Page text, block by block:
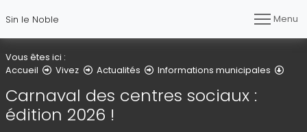
Sin le Noble Menu
Vous êtes ici :
Accueil
Vivez Actualités Informations municipales
Carnaval des centres sociaux :
édition 2026 !